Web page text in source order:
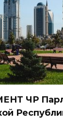
ЧР